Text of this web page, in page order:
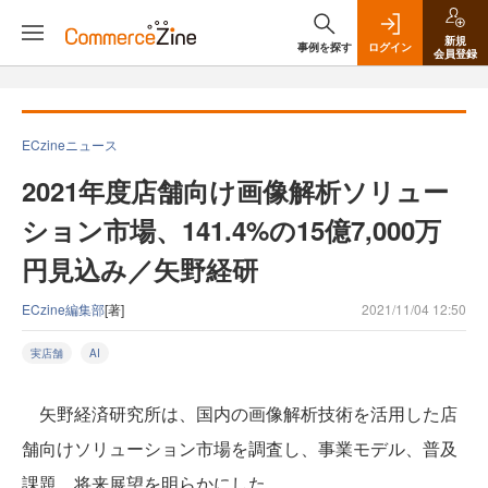
事例を探す ログイン
新規
会員登録
ECzineニュース
2021年度店舗向け画像解析ソリュー
ション市場、141.4%の15億7,000万
円見込み／矢野経研
ECzine編集部[著] 2021/11/04 12:50
実店舗 AI
矢野経済研究所は、国内の画像解析技術を活用した店
舗向けソリューション市場を調査し、事業モデル、普及